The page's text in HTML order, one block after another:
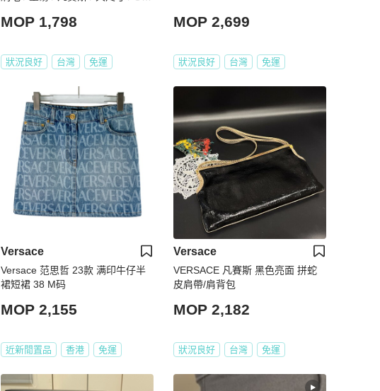
MOP 1,798
狀況良好 台灣 免運
MOP 2,699
狀況良好 台灣 免運
Versace
Versace 范思哲 23款 满印牛仔半
裙短裙 38 M码
MOP 2,155
近新閒置品 香港 免運
Versace
VERSACE 凡賽斯 黑色亮面 拼蛇
皮肩帶/肩背包
MOP 2,182
狀況良好 台灣 免運